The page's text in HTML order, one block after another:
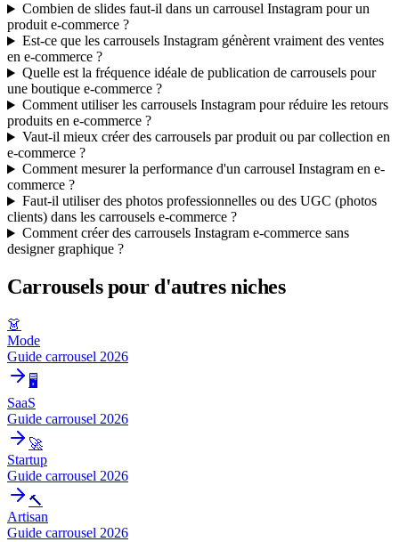
Combien de slides faut-il dans un carrousel Instagram pour un
produit e-commerce ?
Est-ce que les carrousels Instagram génèrent vraiment des ventes
en e-commerce ?
Quelle est la fréquence idéale de publication de carrousels pour
une boutique e-commerce ?
Comment utiliser les carrousels Instagram pour réduire les retours
produits en e-commerce ?
Vaut-il mieux créer des carrousels par produit ou par collection en
e-commerce ?
Comment mesurer la performance d'un carrousel Instagram en e-
commerce ?
Faut-il utiliser des photos professionnelles ou des UGC (photos
clients) dans les carrousels e-commerce ?
Comment créer des carrousels Instagram e-commerce sans
designer graphique ?
Carrousels pour d'autres niches
👗
Mode
Guide carrousel 2026
🖥️
SaaS
Guide carrousel 2026
🚀
Startup
Guide carrousel 2026
🔨
Artisan
Guide carrousel 2026